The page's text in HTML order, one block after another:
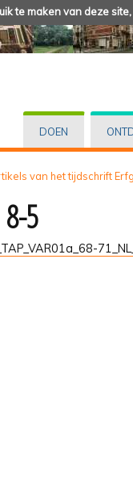
te maken van deze
DOEN
van het tijdschrift
5